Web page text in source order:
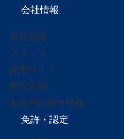
会社情報
会社概要
スタッフ
採用サイト
売買実績
販売中の物件情報
免許・認定